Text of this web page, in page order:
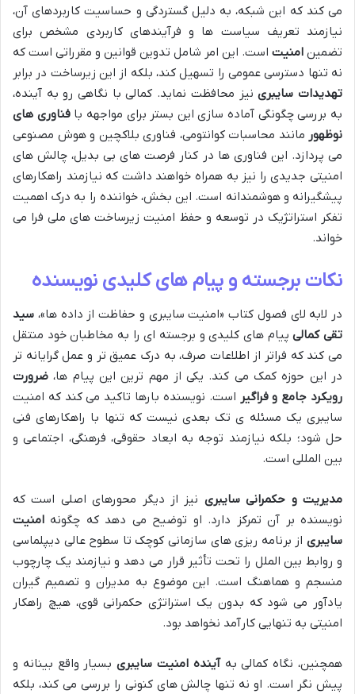
می کند که این شبکه، به دلیل گستردگی و حساسیت کاربردهای آن،
نیازمند تعریف سیاست ها و فرآیندهای کاربردی مشخص برای
تضمین امنیت است. این امر شامل تدوین قوانین و مقرراتی است که
نه تنها دسترسی عمومی را تسهیل کند، بلکه از این زیرساخت در برابر
تهدیدات سایبرینیز محافظت نماید. کمالی با نگاهی رو به آینده،
به بررسی چگونگی آماده سازی این بستر برای مواجهه بافناوری های
نوظهور مانند محاسبات کوانتومی، فناوری بلاکچین و هوش مصنوعی
می پردازد. این فناوری ها در کنار فرصت های بی بدیل، چالش های
امنیتی جدیدی را نیز به همراه خواهند داشت که نیازمند راهکارهای
پیشگیرانه و هوشمندانه است. این بخش، خواننده را به درک اهمیت
تفکر استراتژیک در توسعه و حفظ امنیت زیرساخت های ملی فرا می
خواند.
نکات برجسته و پیام های کلیدی نویسنده
در لابه لای فصول کتاب «امنیت سایبری و حفاظت از داده ها»، سید
تقی کمالیپیام های کلیدی و برجسته ای را به مخاطبان خود منتقل
می کند که فراتر از اطلاعات صرف، به درک عمیق تر و عمل گرایانه تر
در این حوزه کمک می کند. یکی از مهم ترین این پیام ها، ضرورت
رویکرد جامع و فراگیر است. نویسنده بارها تاکید می کند که امنیت
سایبری یک مسئله ی تک بعدی نیست که تنها با راهکارهای فنی
حل شود؛ بلکه نیازمند توجه به ابعاد حقوقی، فرهنگی، اجتماعی و
بین المللی است.
مدیریت و حکمرانی سایبری نیز از دیگر محورهای اصلی است که
نویسنده بر آن تمرکز دارد. او توضیح می دهد که چگونه امنیت
سایبری از برنامه ریزی های سازمانی کوچک تا سطوح عالی دیپلماسی
و روابط بین الملل را تحت تأثیر قرار می دهد و نیازمند یک چارچوب
منسجم و هماهنگ است. این موضوع به مدیران و تصمیم گیران
یادآور می شود که بدون یک استراتژی حکمرانی قوی، هیچ راهکار
امنیتی به تنهایی کارآمد نخواهد بود.
همچنین، نگاه کمالی بهآینده امنیت سایبریبسیار واقع بینانه و
پیش نگر است. او نه تنها چالش های کنونی را بررسی می کند، بلکه